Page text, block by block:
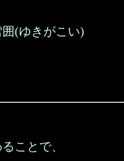
(ゆきがこい)
ことで、